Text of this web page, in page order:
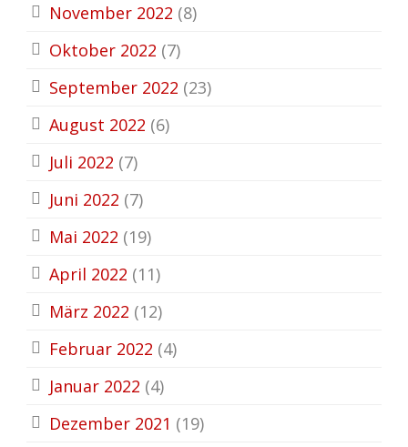
November 2022 (8)
Oktober 2022 (7)
September 2022 (23)
August 2022 (6)
Juli 2022 (7)
Juni 2022 (7)
Mai 2022 (19)
April 2022 (11)
März 2022 (12)
Februar 2022 (4)
Januar 2022 (4)
Dezember 2021 (19)